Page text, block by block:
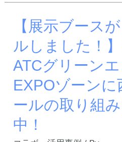
展
「試
の
未
都
市」
を
ご
す！
～
Nexus
咲
洲
presents
～
タ
ー
ト】
LOUNGE
で
【展示ブース
ルしました！
ATCグリーン
EXPOゾーンに
ールの取り組
中！